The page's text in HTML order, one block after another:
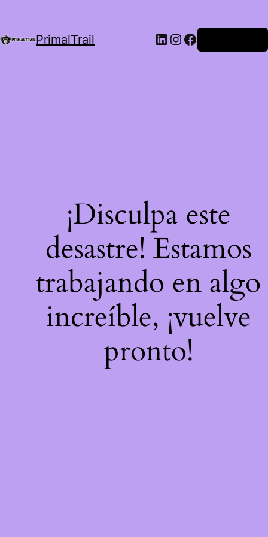
PrimalTrail LinkedIn
Instagram
Facebook
¡Disculpa este
desastre! Estamos
trabajando en algo
increíble, ¡vuelve
pronto!